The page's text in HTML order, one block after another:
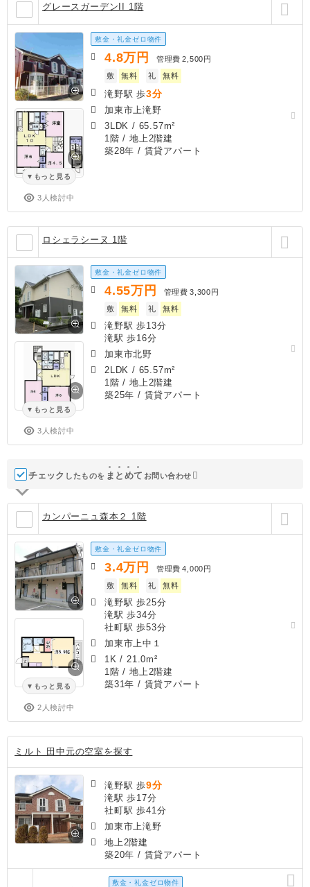
グレースガーデンII 1階
もっと見る
3人検討中
敷金・礼金ゼロ物件
4.8万円 管理費 2,500円
敷
無料 礼 無料
滝野駅 歩3分
加東市上滝野
3LDK / 65.57m²
1階 / 地上2階建
築28年 / 賃貸アパート
ロシェラシーヌ 1階
もっと見る
3人検討中
敷金・礼金ゼロ物件
4.55万円 管理費 3,300円
敷
無料 礼 無料
滝野駅 歩13分
滝駅 歩16分
加東市北野
2LDK / 65.57m²
1階 / 地上2階建
築25年 / 賃貸アパート
チェック したものを ま と めて お問い合わせ
カンパーニュ森本２ 1階
もっと見る
2人検討中
敷金・礼金ゼロ物件
3.4万円 管理費 4,000円
敷
無料 礼 無料
滝野駅 歩25分
滝駅 歩34分
社町駅 歩53分
加東市上中１
1K / 21.0m²
1階 / 地上2階建
築31年 / 賃貸アパート
ミルト 田中元の空室を探す
滝野駅 歩9分
滝駅 歩17分
社町駅 歩41分
加東市上滝野
地上2階建
築20年 / 賃貸アパート
敷金・礼金ゼロ物件